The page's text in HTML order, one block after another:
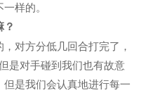
样的。
对方分低几回合打完了，
是对手碰到我们也有故意
是我们会认真地进行每一